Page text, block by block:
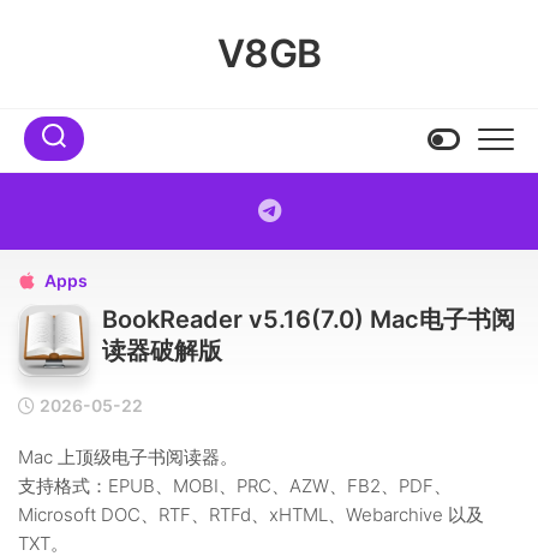
V8GB
 Apps
BookReader v5.16(7.0) Mac电子书阅
读器破解版
2026-05-22
Mac 上顶级电子书阅读器。
支持格式：EPUB、MOBI、PRC、AZW、FB2、PDF、
Microsoft DOC、RTF、RTFd、xHTML、Webarchive 以及
TXT。